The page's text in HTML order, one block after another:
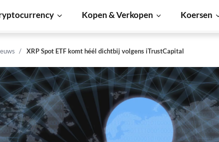
Kopen & Verkopen Koersen
XRP Spot ETF komt héél dichtbij volgens iTrustCapital